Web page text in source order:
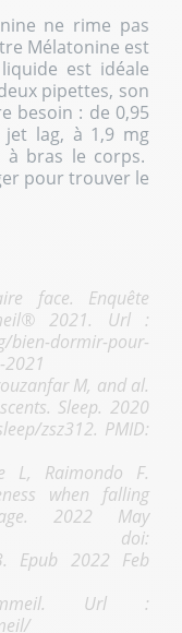
ne rime pas
Mélatonine est
est idéale
pipettes, son
besoin : de 0,95
lag, à 1,9 mg
à bras le corps.
pour trouver le
face. Enquête
2021. Url :
bien-dormir-pour-
2021
M, and al.
Sleep. 2020
zsz312. PMID:
L, Raimondo F.
when falling
2022 May
doi:
Epub 2022 Feb
Url :